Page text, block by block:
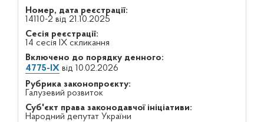
Номер, дата реєстрації:
14110-2 від 21.10.2025
Сесія реєстрації:
14 сесія IX скликання
Включено до порядку денного:
4775-IXвід 10.02.2026
Рубрика законопроєкту:
Галузевий розвиток
Суб'єкт права законодавчої ініціативи:
Народний депутат України